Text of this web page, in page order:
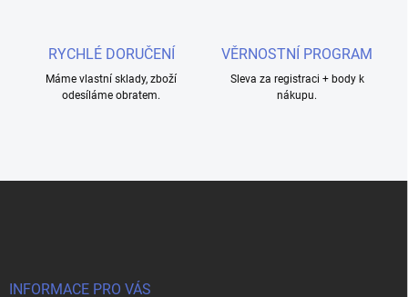
RYCHLÉ DORUČENÍ
Máme vlastní sklady, zboží
odesíláme obratem.
VĚRNOSTNÍ PROGRAM
Sleva za registraci + body k
nákupu.
INFORMACE PRO VÁS